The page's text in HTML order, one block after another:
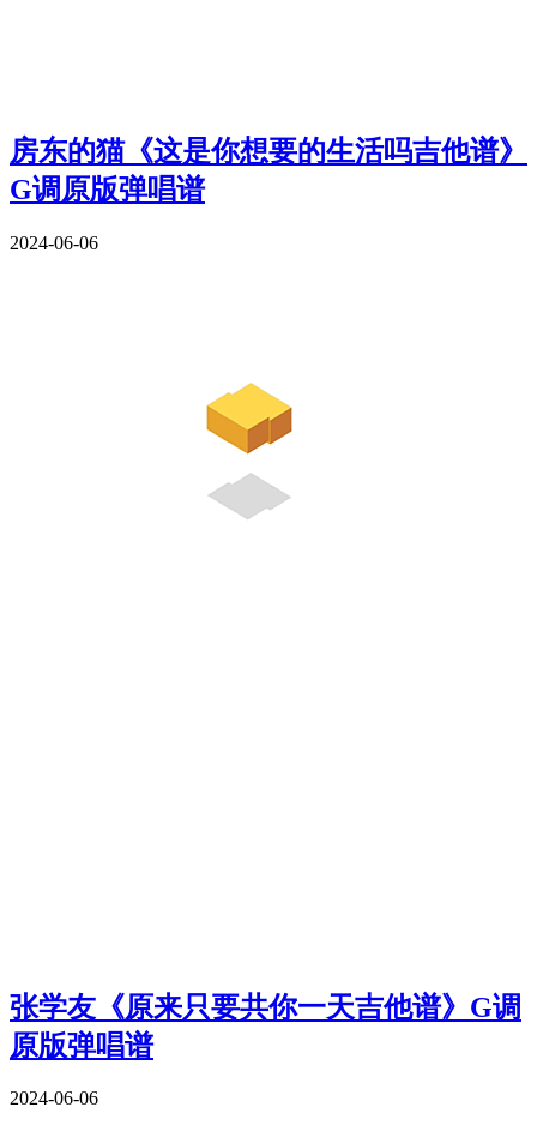
房东的猫《这是你想要的生活吗吉他谱》
G调原版弹唱谱
2024-06-06
张学友《原来只要共你一天吉他谱》G调
原版弹唱谱
2024-06-06